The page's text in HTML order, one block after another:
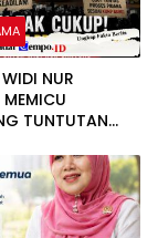
NUR
TUNTUTAN
HUKUM,
PIDANA